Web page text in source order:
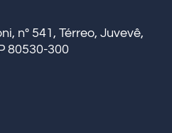
nº 541, Térreo, Juvevê,
80530-300